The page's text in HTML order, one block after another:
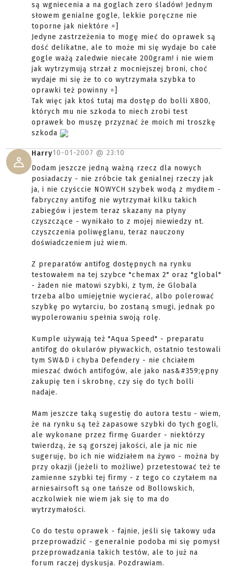
są wgniecenia a na goglach zero śladów! Jednym
słowem genialne gogle, lekkie poręczne nie
toporne jak niektóre =]
Jedyne zastrzeżenia to mogę mieć do oprawek są
dość delikatne, ale to może mi się wydaje bo całe
gogle ważą zaledwie niecałe 200gram! i nie wiem
jak wytrzymują strzał z mocniejszej broni, choć
wydaje mi się że to co wytrzymała szybka to
oprawki też powinny =]
Tak więc jak ktoś tutaj ma dostęp do bolli X800,
których mu nie szkoda to niech zrobi test
oprawek bo muszę przyznać że moich mi troszkę
szkoda
Harry10-01-2007 @ 23:10
Dodam jeszcze jedną ważną rzecz dla nowych
posiadaczy - nie zróbcie tak genialnej rzeczy jak
ja, i nie czyśccie NOWYCH szybek wodą z mydłem -
fabryczny antifog nie wytrzymał kilku takich
zabiegów i jestem teraz skazany na płyny
czyszczące - wynikało to z mojej niewiedzy nt.
czyszczenia poliwęglanu, teraz nauczony
doświadczeniem już wiem.
Z preparatów antifog dostępnych na rynku
testowałem na tej szybce "chemax 2" oraz "global"
- żaden nie matowi szybki, z tym, że Globala
trzeba albo umiejętnie wycierać, albo polerować
szybkę po wytarciu, bo zostaną smugi, jednak po
wypolerowaniu spełnia swoją rolę.
Kumple używają też "Aqua Speed" - preparatu
antifog do okularów pływackich, ostatnio testowali
tym SW&D i chyba Defendery - nie chciałem
mieszać dwóch antifogów, ale jako nas&#359;ępny
zakupię ten i skrobnę, czy się do tych bolli
nadaje.
Mam jeszcze taką sugestię do autora testu - wiem,
że na rynku są też zapasowe szybki do tych gogli,
ale wykonane przez firmę Guarder - niektórzy
twierdzą, że są gorszej jakości, ale ja nic nie
sugeruję, bo ich nie widziałem na żywo - można by
przy okazji (jeżeli to możliwe) przetestować też te
zamienne szybki tej firmy - z tego co czytałem na
arniesairsoft są one tańsze od Bollowskich,
aczkolwiek nie wiem jak się to ma do
wytrzymałości.
Co do testu oprawek - fajnie, jeśli się takowy uda
przeprowadzić - generalnie podoba mi się pomysł
przeprowadzania takich testów, ale to już na
forum raczej dyskusja. Pozdrawiam.